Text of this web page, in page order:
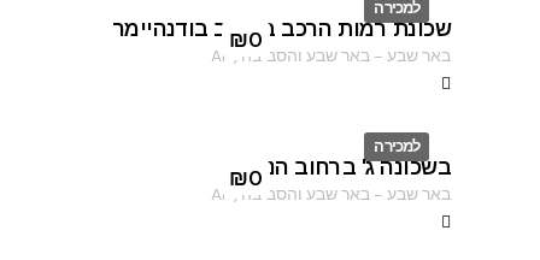
למכירה
ID
₪0
שכונת רמות הרכב ברחוב בודנהיימר
באר שבע–באר שבע והסביבה ,
AF
למכירה
ID
₪0
בשכונה ג' ברחוב הנוטר
באר שבע–באר שבע והסביבה ,
AF